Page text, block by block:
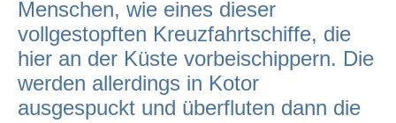
Menschen, wie eines dieser
vollgestopften Kreuzfahrtschiffe, die
hier an der Küste vorbeischippern. Die
werden allerdings in Kotor
ausgespuckt und überfluten dann die